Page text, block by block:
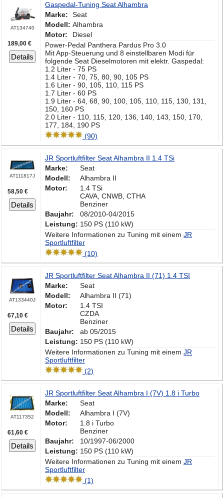
AT134740
189,00 €
Details
Gaspedal-Tuning Seat Alhambra
Marke:
Seat
Modell: Alhambra
Motor:
Diesel
Power-Pedal Panthera Pardus Pro 3.0
Mit App-Steuerung und 8 einstellbaren Modi für
folgende Seat Dieselmotoren mit elektr. Gaspedal:
1.2 Liter - 75 PS
1.4 Liter - 70, 75, 80, 90, 105 PS
1.6 Liter - 90, 105, 110, 115 PS
1.7 Liter - 60 PS
1.9 Liter - 64, 68, 90, 100, 105, 110, 115, 130, 131,
150, 160 PS
2.0 Liter - 110, 115, 120, 136, 140, 143, 150, 170,
177, 184, 190 PS
(90)
AT111817J
58,50 €
Details
JR Sportluftfilter Seat Alhambra II 1.4 TSi
Marke:
Seat
Modell:
Alhambra II
Motor:
1.4 TSi
CAVA, CNWB, CTHA
Benziner
Baujahr:
08/2010-04/2015
Leistung: 150 PS (110 kW)
Weitere Informationen zu Tuning mit einem JR
Sportluftfilter
(10)
AT133440J
67,10 €
Details
JR Sportluftfilter Seat Alhambra II (71) 1.4 TSI
Marke:
Seat
Modell:
Alhambra II (71)
Motor:
1.4 TSI
CZDA
Benziner
Baujahr:
ab 05/2015
Leistung: 150 PS (110 kW)
Weitere Informationen zu Tuning mit einem JR
Sportluftfilter
(2)
AT117352
61,60 €
Details
JR Sportluftfilter Seat Alhambra I (7V) 1.8 i Turbo
Marke:
Seat
Modell:
Alhambra I (7V)
Motor:
1.8 i Turbo
Benziner
Baujahr:
10/1997-06/2000
Leistung: 150 PS (110 kW)
Weitere Informationen zu Tuning mit einem JR
Sportluftfilter
(1)